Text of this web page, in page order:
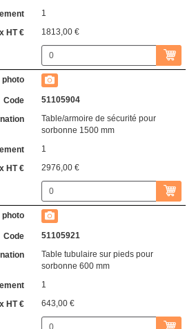
1
1813,00 €
51105904
Table/armoire de sécurité pour
sorbonne 1500 mm
1
2976,00 €
51105921
Table tubulaire sur pieds pour
sorbonne 600 mm
1
643,00 €